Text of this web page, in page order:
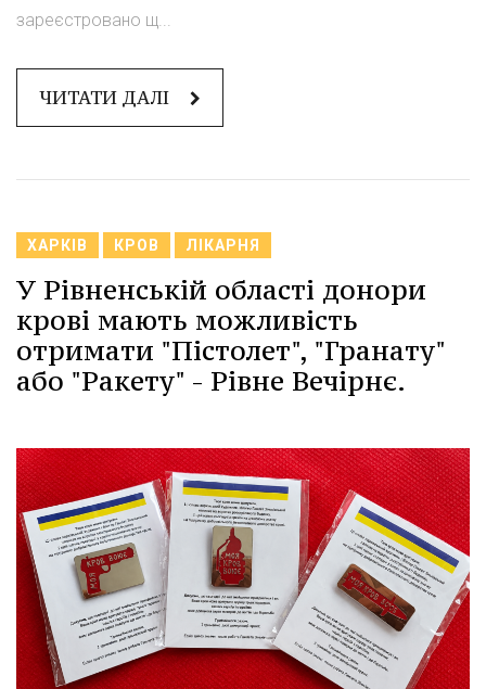
зареєстровано щ...
ЧИТАТИ ДАЛІ
ХАРКІВ КРОВ ЛІКАРНЯ
У Рівненській області донори
крові мають можливість
отримати "Пістолет", "Гранату"
або "Ракету" - Рівне Вечірнє.